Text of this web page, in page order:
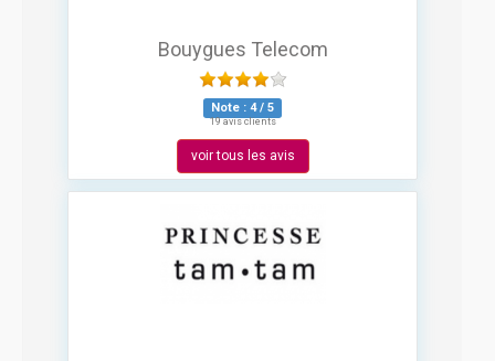
Bouygues Telecom
Note : 4/ 5
19 avis clients
voir tous les avis